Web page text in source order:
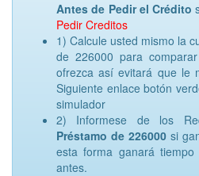
Antes de Pedir el Crédito
Pedir Creditos
1) Calcule usted mismo la
de 226000 para
ofrezca así evitará que le
Siguiente enlace botón
simulador
2) Informese de los
Préstamo de 226000si
esta forma ganará
antes.